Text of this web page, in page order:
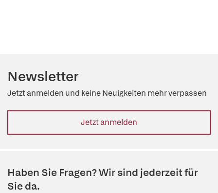
Newsletter
Jetzt anmelden und keine Neuigkeiten mehr verpassen
Jetzt anmelden
Haben Sie Fragen? Wir sind jederzeit für
Sie da.